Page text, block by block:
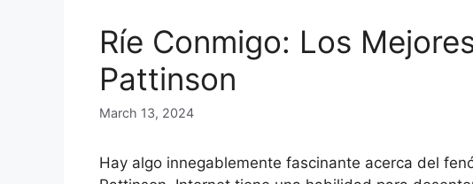
Ríe Conmigo: Los
Pattinson
March 13, 2024
Hay algo innegablemente fascinante acerca del